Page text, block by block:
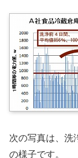
次の写真は、洗
の様子です。